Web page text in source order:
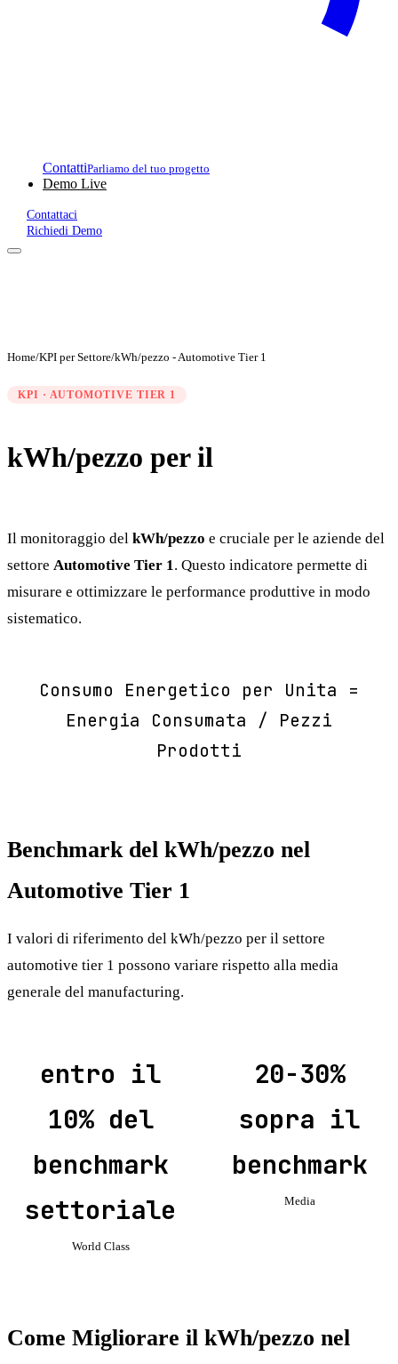
ContattiParliamo del tuo progetto
Demo Live
Contattaci
Richiedi Demo
Home/KPI per Settore/kWh/pezzo - Automotive Tier 1
KPI · AUTOMOTIVE TIER 1
kWh/pezzo per il
Il monitoraggio del kWh/pezzo e cruciale per le aziende del
settore Automotive Tier 1 . Questo indicatore permette di
misurare e ottimizzare le performance produttive in modo
sistematico.
Consumo Energetico per Unita =
Energia Consumata / Pezzi
Prodotti
Benchmark del kWh/pezzo nel
Automotive Tier 1
I valori di riferimento del kWh/pezzo per il settore
automotive tier 1 possono variare rispetto alla media
generale del manufacturing.
entro il
10% del
benchmark
settoriale
World Class
20-30%
sopra il
benchmark
Media
Come Migliorare il kWh/pezzo nel